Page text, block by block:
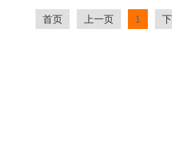
首页 上一页 1